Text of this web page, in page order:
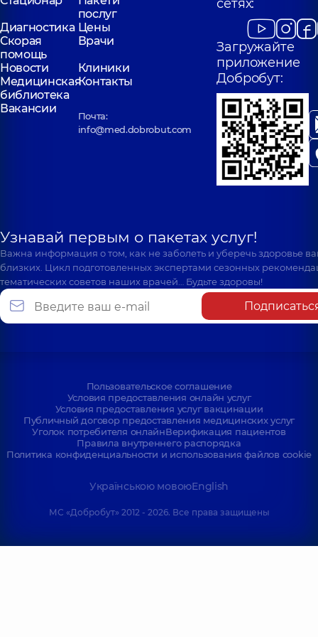
послуг
Диагностика Цены
Скорая
помощь
Врачи
Новости
Клиники
Медицинская
библиотека
Контакты
Вакансии
Почта:
info@med.dobrobut.com
сетях:
Загружайте
приложение
Добробут:
Узнавай первым о пакетах услуг!
Важна информация о том, как не заболеть и уберечь здоровье
близких. Цикл подготовленных экспертами сезонных
тематических советов наших врачей… Будьте здоровы!
Пользовательское соглашение
Условия предоставления онлайн услуг
Условия предоставления услуг вакцинации
Публичный договор предоставления медицинских услуг
Уголок потребителя онлайнВерификация пациентов
Правила внутреннего распорядка
Политика конфиденциальности и использования файлов cookie
Українською мовоюEnglish
МС «Добробут» 2012 - 2026. Все права защищены